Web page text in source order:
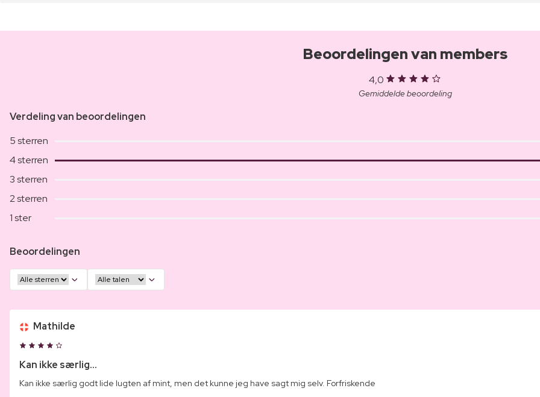
Beoordelingen van members
4,0
Gemiddelde beoordeling
Verdeling van beoordelingen
5 sterren
4 sterren
3 sterren
2 sterren
1 ster
Beoordelingen
Mathilde
Kan ikke særlig...
Kan ikke særlig godt lide lugten af mint, men det kunne jeg have sagt mig selv. Forfriskende